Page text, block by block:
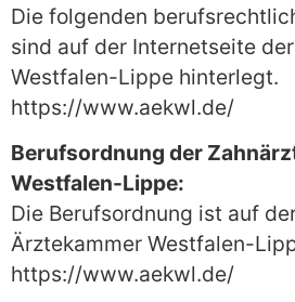
Die folgenden
sind auf der Internetseite
Westfalen-Lippe hinterlegt.
https://www.aekwl.de/
Berufsordnung der
Westfalen-Lippe:
Die Berufsordnung ist auf
Ärztekammer Westfalen-
https://www.aekwl.de/